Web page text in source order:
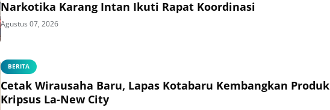
Narkotika Karang Intan Ikuti Rapat Koordinasi
Agustus 07, 2026
BERITA
Cetak Wirausaha Baru, Lapas Kotabaru Kembangkan Produk
Kripsus La-New City